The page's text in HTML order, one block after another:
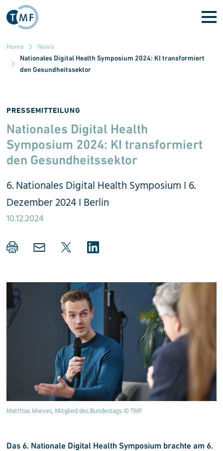
Direkt zum Inhalt
Home
News
Nationales Digital Health Symposium 2024: KI transformiert
den Gesundheitssektor
PRESSEMITTEILUNG
Nationales Digital Health
Symposium 2024: KI transformiert
den Gesundheitssektor
6. Nationales Digital Health Symposium I 6.
Dezember 2024 I Berlin
10.12.2024
Matthias Mieves, Mitglied des Bundestags. © TMF
Das 6. Nationale Digital Health Symposium brachte am 6.